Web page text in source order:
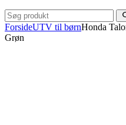
ForsideUTV til børnHonda
Grøn